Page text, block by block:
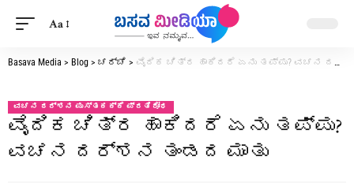
Aa
Basava Media > Blog > ಚರ್ಚೆ > ವೈದಿಕ ಚಿತ್ರ ಹಾಕಿದರೆ ಏನು ತಪ್ಪು? ವಚನ ದರ್ಶನ ತಂಡದ ಮಾತು
ವಚನ ದರ್ಶನ ಪುಸ್ತಕಕ್ಕೆ ಪ್ರತಿರೋಧ
ವೈದಿಕ ಚಿತ್ರ ಹಾಕಿದರೆ ಏನು ತಪ್ಪು?
ವಚನ ದರ್ಶನ ತಂಡದ ಮಾತು